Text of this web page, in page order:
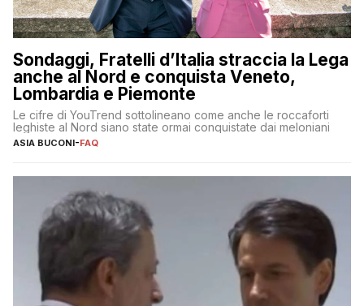
Sondaggi, Fratelli d’Italia straccia la Lega
anche al Nord e conquista Veneto,
Lombardia e Piemonte
Le cifre di YouTrend sottolineano come anche le roccaforti
leghiste al Nord siano state ormai conquistate dai meloniani
ASIA BUCONI-FAQ